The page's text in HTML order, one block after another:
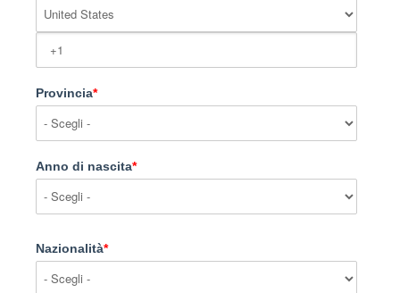
Provincia*
Anno di nascita*
Nazionalità*